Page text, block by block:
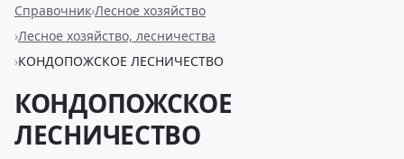
Справочник Лесное хозяйство
Лесное хозяйство, лесничества
КОНДОПОЖСКОЕ ЛЕСНИЧЕСТВО
КОНДОПОЖСКОЕ
ЛЕСНИЧЕСТВО